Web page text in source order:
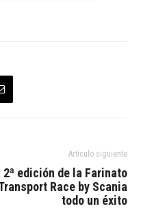
Artículo siguiente
2ª edición de la Farinato
Race by Scania
todo un éxito